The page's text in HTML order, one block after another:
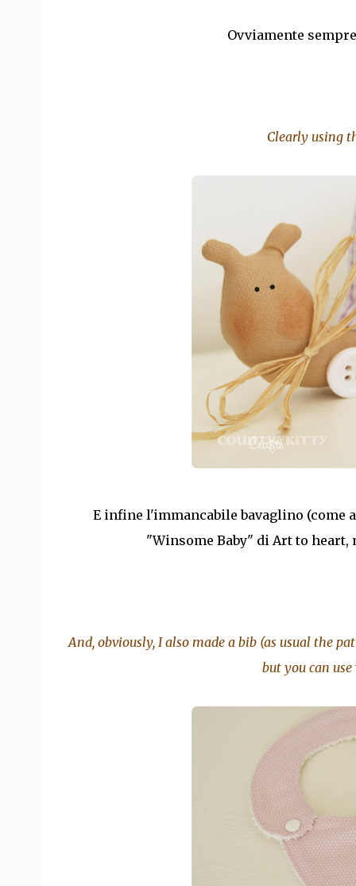
Ovviamente
Clearly using
E infine l'immancabile bavaglino
"Winsome Baby" di Art to
And, obviously, I also made a bib (as usual the
but you can